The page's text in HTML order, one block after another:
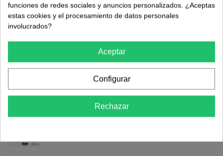
-
Consúltanos sobre este producto
Comentarios
TAMBIÉN TE PUEDE INTERESAR
SOPORTE DE TENEDOR BIO ART
funciones de redes sociales y anuncios personalizados. ¿Aceptas
estas cookies y el procesamiento de datos personales
involucrados?
Aceptar
Configurar
Rechazar